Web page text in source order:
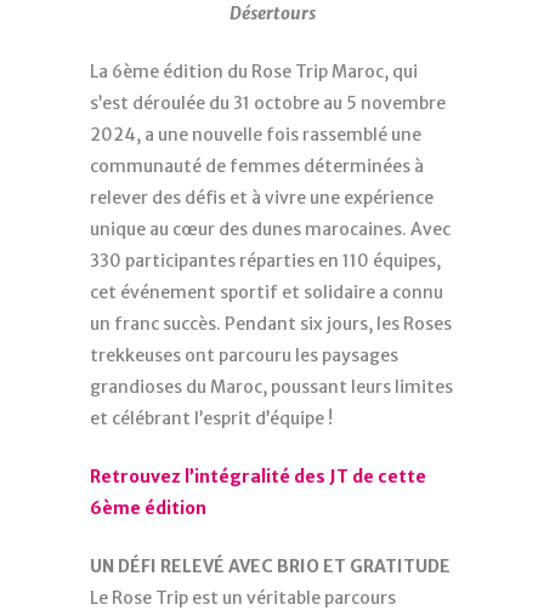
Désertours
La 6ème édition du Rose Trip Maroc, qui
s’est déroulée du 31 octobre au 5 novembre
2024, a une nouvelle fois rassemblé une
communauté de femmes déterminées à
relever des défis et à vivre une expérience
unique au cœur des dunes marocaines. Avec
330 participantes réparties en 110 équipes,
cet événement sportif et solidaire a connu
un franc succès. Pendant six jours, les Roses
trekkeuses ont parcouru les paysages
grandioses du Maroc, poussant leurs limites
et célébrant l’esprit d’équipe !
Retrouvez l’intégralité des JT de cette
6ème édition
UN DÉFI RELEVÉ AVEC BRIO ET GRATITUDE
Le Rose Trip est un véritable parcours